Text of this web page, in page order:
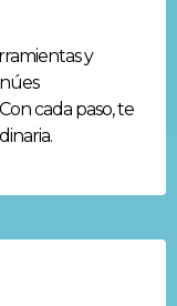
y
cada paso, te